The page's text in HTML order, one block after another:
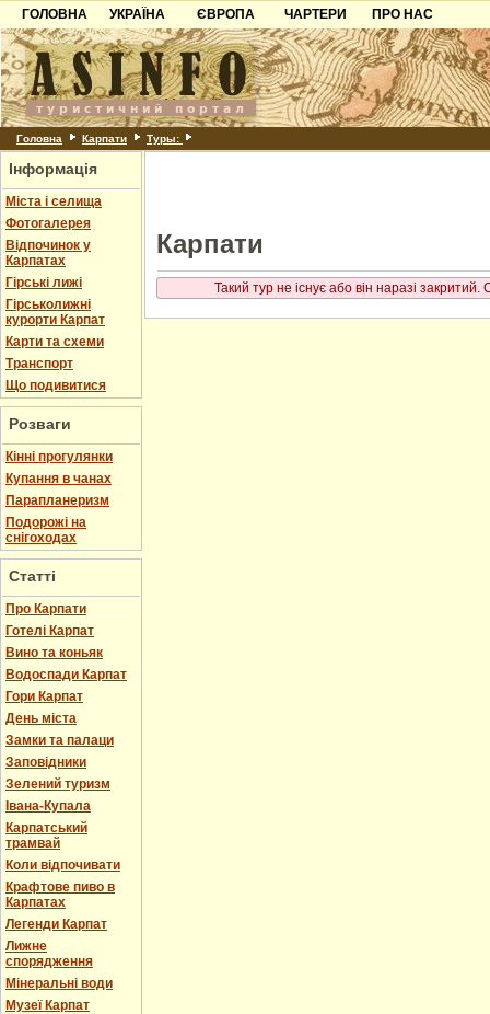
ГОЛОВНА
УКРАЇНА
Карпати
Азов
Причорноморря
Шацьк
ЄВРОПА
Чорногорія
Хорватія
Болгарія
ЧАРТЕРИ
ПРО НАС
Контакти
Партнерам
Додати готель
Головна Карпати Туры:
Інформація
Міста і селища
Фотогалерея
Відпочинок у
Карпатах
Гірські лижі
Гірськолижні
курорти Карпат
Карти та схеми
Транспорт
Що подивитися
Розваги
Кінні прогулянки
Купання в чанах
Парапланеризм
Подорожі на
снігоходах
Статті
Про Карпати
Готелі Карпат
Вино та коньяк
Водоспади Карпат
Гори Карпат
День міста
Замки та палаци
Заповідники
Зелений туризм
Івана-Купала
Карпатський
трамвай
Коли відпочивати
Крафтове пиво в
Карпатах
Легенди Карпат
Лижне
спорядження
Мінеральні води
Музеї Карпат
Карпати
Такий тур не існує або він наразі